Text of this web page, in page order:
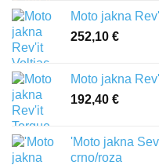
Moto jakna
252,10 €
Moto jakna
192,40 €
'Moto jakna
crno/roza